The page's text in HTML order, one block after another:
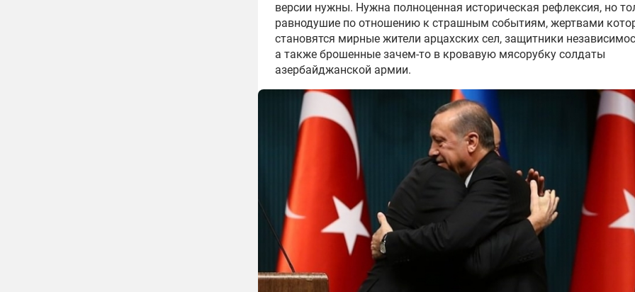
версии нужны. Нужна полноценная историческая рефлексия, но
равнодушие по отношению к страшным событиям, жертвами
становятся мирные жители арцахских сел, защитники
а также брошенные зачем-то в кровавую мясорубку солдаты
азербайджанской армии.